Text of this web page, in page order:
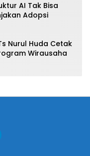
AI Tak Bisa
Adopsi
Nurul Huda Cetak
Wirausaha